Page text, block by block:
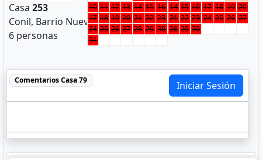
Casa 253
Conil, Barrio Nuevo
6 personas
10 11 12 13 14 15 16
17 18 19 20 21 22 23
24 25 26 27 28 29 30
31
14 15 16 17 18 19 20
21 22 23 24 25 26 27
28 29 30
ComentariosCasa 79 Iniciar Sesión